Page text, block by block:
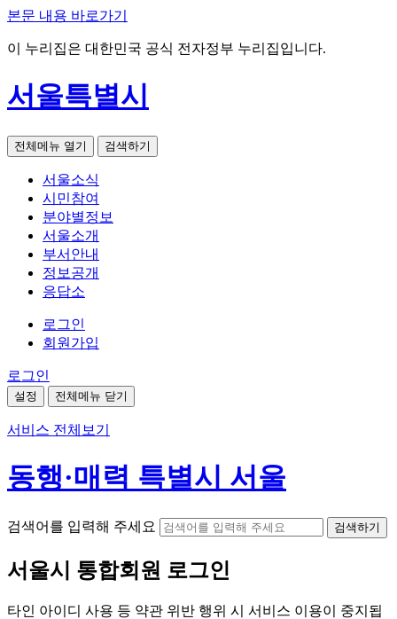
본문 내용 바로가기
이 누리집은 대한민국 공식 전자정부 누리집입니다.
서울특별시
전체메뉴 열기 검색하기
서울소식
시민참여
분야별정보
서울소개
부서안내
정보공개
응답소
로그인
회원가입
로그인
설정 전체메뉴 닫기
서비스 전체보기
동행·매력 특별시 서울
검색어를 입력해 주세요 검색하기
서울시 통합회원 로그인
타인 아이디 사용 등 약관 위반 행위 시 서비스 이용이 중지됩